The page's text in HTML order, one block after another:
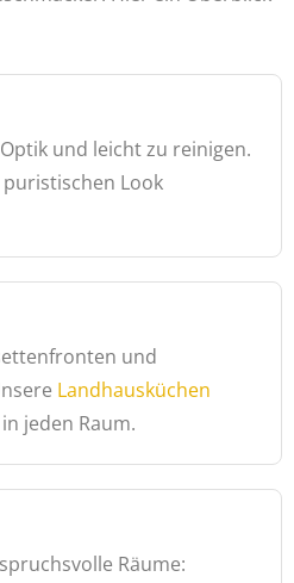
und leicht zu reinigen.
Look
und
Landhausküchen
jeden Raum.
Räume: